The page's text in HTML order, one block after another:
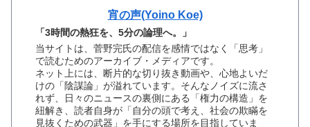
宵の声(Yoino Koe)
「3時間の熱狂を、5分の論理へ。」
当サイトは、菅野完氏の配信を感情ではなく「思考」
で読むためのアーカイブ・メディアです。
ネット上には、断片的な切り抜き動画や、心地よいだ
けの「陰謀論」が溢れています。そんなノイズに流さ
れず、日々のニュースの裏側にある「権力の構造」を
紐解き、読者自身が「自分の頭で考え、社会の欺瞞を
見抜くための武器」を手にする場所を目指していま